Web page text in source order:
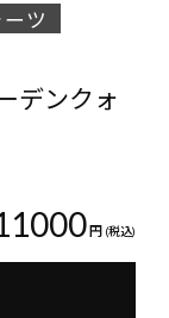
ツ
デンクォ
円 (税込)